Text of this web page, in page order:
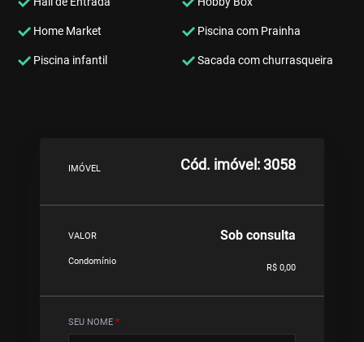
Home Market Piscina com Prainha
Piscina infantil Sacada com churrasqueira
IMÓVEL Cód. imóvel: 3058
VALOR Sob consulta
Condomínio
R$ 0,00
SEU NOME *